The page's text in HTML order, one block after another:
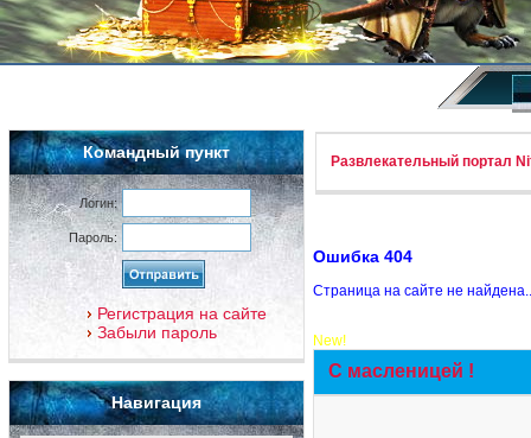
Командный пункт
Логин:
Пароль:
Регистрация на сайте
Забыли пароль
Навигация
Развлекательный портал
Ошибка 404
Страница на сайте не
New!
С масленицей !